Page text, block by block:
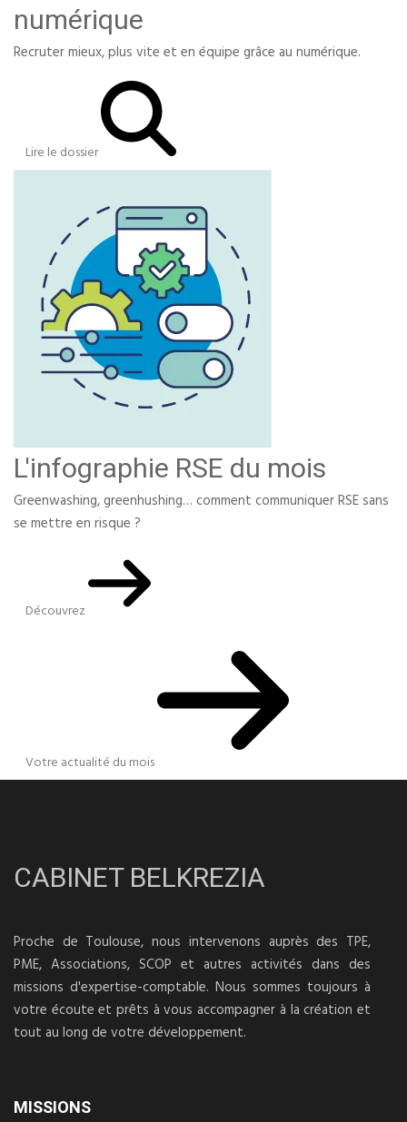
numérique
Recruter mieux, plus vite et en équipe grâce au numérique.
Lire le dossier
L'infographie RSE du mois
Greenwashing, greenhushing… comment communiquer RSE sans
se mettre en risque ?
Découvrez
Votre actualité du mois
CABINET BELKREZIA
Proche de Toulouse, nous intervenons auprès des TPE,
PME, Associations, SCOP et autres activités dans des
missions d'expertise-comptable. Nous sommes toujours à
votre écoute et prêts à vous accompagner à la création et
tout au long de votre développement.
MISSIONS